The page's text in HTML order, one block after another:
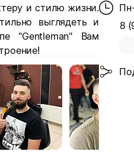
и стилю жизни.
выглядеть и
"Gentleman" Вам
8